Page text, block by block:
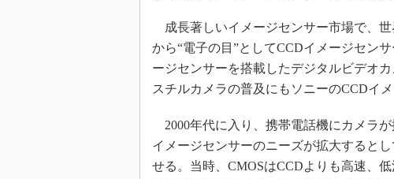
成長著しいイメージセンサー市場で、
から“電子の目”としてCCDイメージセン
ージセンサーを搭載したデジタルビデオ
スチルカメラの普及にもソニーのCCDイ
2000年代に入り、携帯電話機にカメラ
イメージセンサーのニーズが拡大すると
せる。当時、CMOSはCCDよりも高速、